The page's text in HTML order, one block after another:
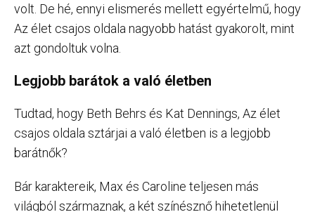
volt. De hé, ennyi elismerés mellett egyértelmű, hogy
Az élet csajos oldala nagyobb hatást gyakorolt, mint
azt gondoltuk volna.
Legjobb barátok a való életben
Tudtad, hogy Beth Behrs és Kat Dennings, Az élet
csajos oldala sztárjai a való életben is a legjobb
barátnők?
Bár karaktereik, Max és Caroline teljesen más
világból származnak, a két színésznő hihetetlenül